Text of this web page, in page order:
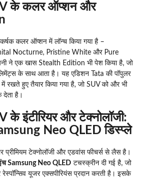
के कलर ऑप्शन और
कलर ऑप्शन में लॉन्च किया गया है –
Nocturne, Pristine White और Pure
ने एक खास Stealth Edition भी पेश किया है, जो
के साथ आता है। यह एडिशन Tata की पॉपुलर
रखते हुए तैयार किया गया है, जो SUV को और भी
देता है।
के इंटीरियर और टेक्नोलॉजी:
Neo QLED डिस्प्ले
प्रीमियम टेक्नोलॉजी और एडवांस फीचर्स से लैस है।
Samsung Neo QLED टचस्क्रीन दी गई है, जो
यूजर एक्सपीरियंस प्रदान करती है। इसके